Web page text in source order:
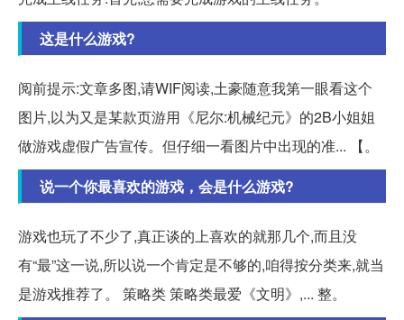
这是什么游戏?
阅前提示:文章多图,请WIF阅读,土豪随意我第一眼看这个
图片,以为又是某款页游用《尼尔:机械纪元》的2B小姐姐
做游戏虚假广告宣传。但仔细一看图片中出现的准... 【。
说一个你最喜欢的游戏，会是什么游戏?
游戏也玩了不少了,真正谈的上喜欢的就那几个,而且没
有“最”这一说,所以说一个肯定是不够的,咱得按分类来,就当
是游戏推荐了。 策略类 策略类最爱《文明》,... 整。